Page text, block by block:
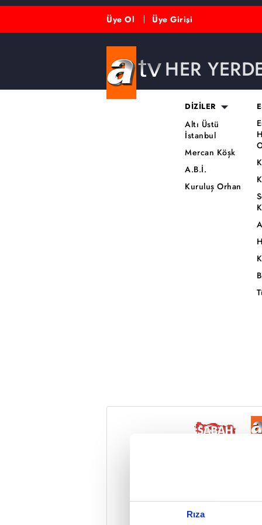
Rıza
Reddet
Üye Ol Üye Girişi
HER
DİZİLER
Altı Üstü
İstanbul
Mercan Köşk
A.B.İ.
Kuruluş Orhan